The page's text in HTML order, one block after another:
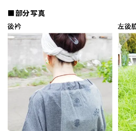
■部分写真